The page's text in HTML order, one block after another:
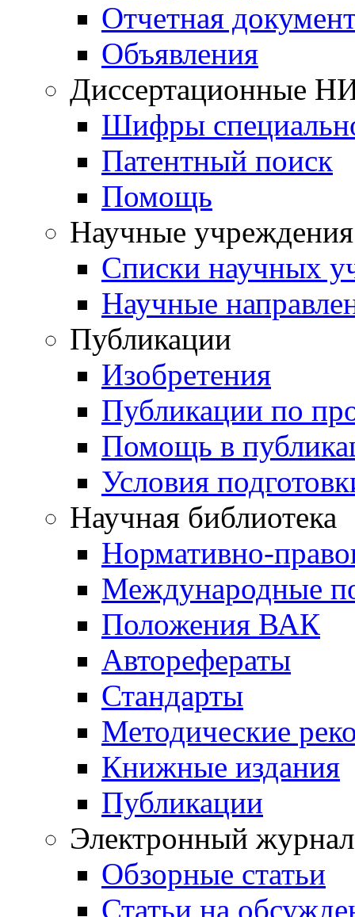
Отчетная
Объявления
Диссертационные
Шифры
Патентный поиск
Помощь
Научные учреждения
Списки научных
Научные
Публикации
Изобретения
Публикации по
Помощь в
Условия
Научная библиотека
Нормативно-
Международные
Положения ВАК
Авторефераты
Стандарты
Методические
Книжные издания
Публикации
Электронный журнал
Обзорные статьи
Статьи на